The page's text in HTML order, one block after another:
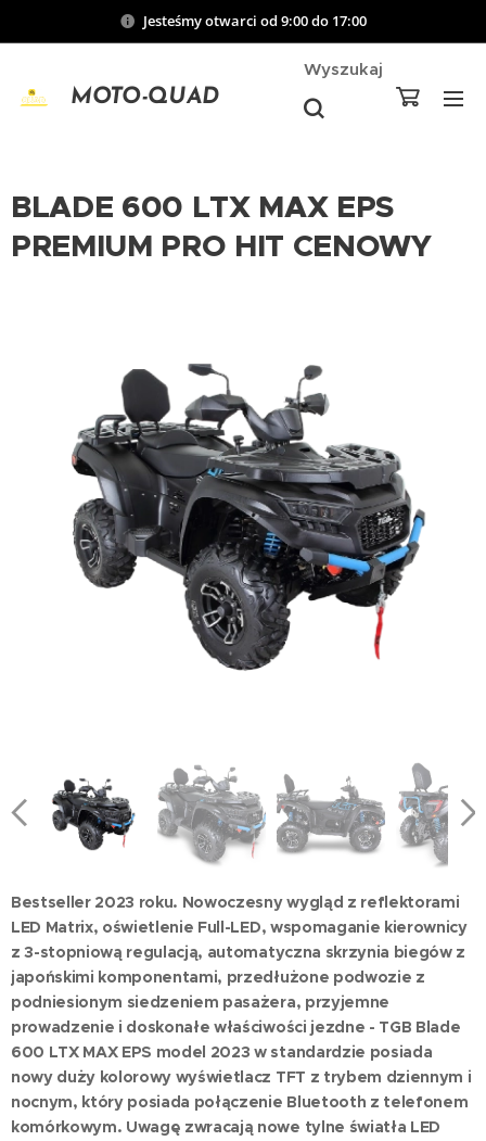
Jesteśmy otwarci od 9:00 do 17:00
MOTO-QUAD
Wyszukaj
BLADE 600 LTX MAX EPS
PREMIUM PRO HIT CENOWY
Bestseller 2023 roku. Nowoczesny wygląd z reflektorami
LED Matrix, oświetlenie Full-LED, wspomaganie kierownicy
z 3-stopniową regulacją, automatyczna skrzynia biegów z
japońskimi komponentami, przedłużone podwozie z
podniesionym siedzeniem pasażera, przyjemne
prowadzenie i doskonałe właściwości jezdne - TGB Blade
600 LTX MAX EPS model 2023 w standardzie posiada
nowy duży kolorowy wyświetlacz TFT z trybem dziennym i
nocnym, który posiada połączenie Bluetooth z telefonem
komórkowym. Uwagę zwracają nowe tylne światła LED